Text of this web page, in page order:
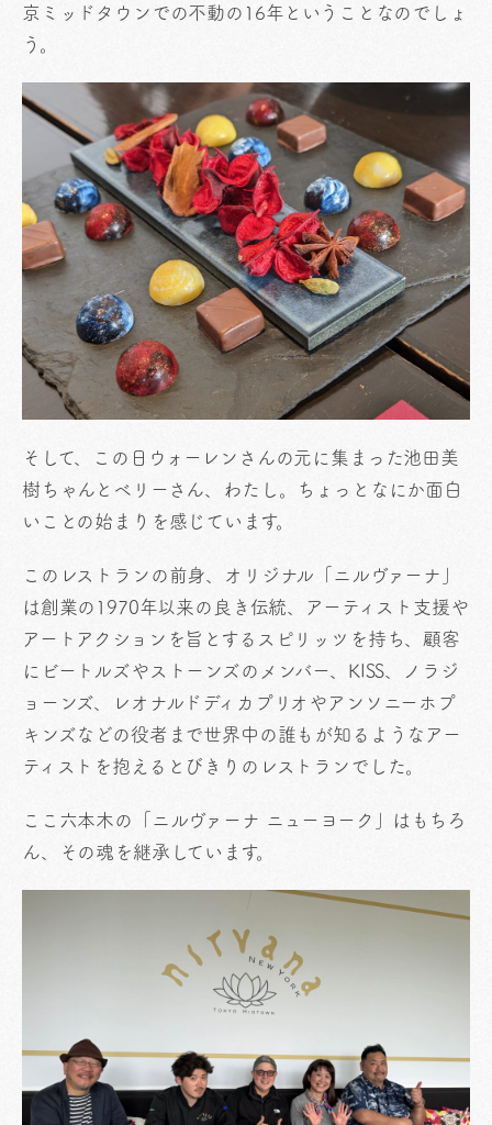
京ミッドタウンでの不動の16年ということなのでしょ
う。
そして、この日ウォーレンさんの元に集まった池田美
樹ちゃんとベリーさん、わたし。ちょっとなにか面白
いことの始まりを感じています。
このレストランの前身、オリジナル「ニルヴァーナ」
は創業の1970年以来の良き伝統、アーティスト支援や
アートアクションを旨とするスピリッツを持ち、顧客
にビートルズやストーンズのメンバー、KISS、ノラジ
ョーンズ、レオナルドディカプリオやアンソニーホプ
キンズなどの役者まで世界中の誰もが知るようなアー
ティストを抱えるとびきりのレストランでした。
ここ六本木の「ニルヴァーナ ニューヨーク」はもちろ
ん、その魂を継承しています。